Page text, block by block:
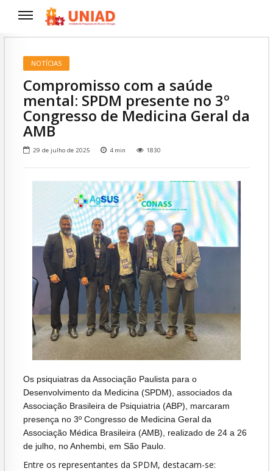
NOTÍCIAS
Compromisso com a saúde
mental: SPDM presente no 3º
Congresso de Medicina Geral da
AMB
29 de julho de 2025 4 min 1830
Os psiquiatras da Associação Paulista para o
Desenvolvimento da Medicina (SPDM), associados da
Associação Brasileira de Psiquiatria (ABP), marcaram
presença no 3º Congresso de Medicina Geral da
Associação Médica Brasileira (AMB), realizado de 24 a 26
de julho, no Anhembi, em São Paulo.
Entre os representantes da SPDM, destacam-se: